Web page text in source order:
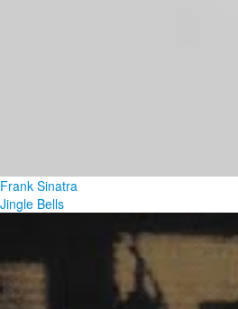
Frank Sinatra
Jingle Bells